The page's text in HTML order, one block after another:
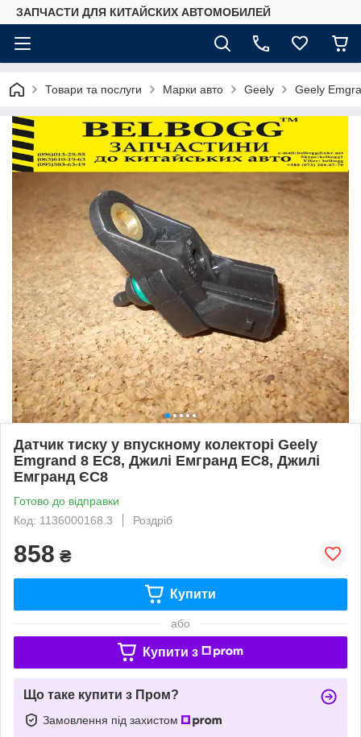
ЗАПЧАСТИ ДЛЯ КИТАЙСКИХ АВТОМОБИЛЕЙ
Товари та послуги Марки авто Geely Geely
Датчик тиску у впускному колекторі Geely
Emgrand 8 EC8, Джилі Емгранд ЕС8, Джилі
Емгранд ЄС8
Готово до відправки
Код: 1136000168.3
Роздріб
858 ₴
Купити
або
Купити з
Що таке купити з Пром?
Замовлення під захистом